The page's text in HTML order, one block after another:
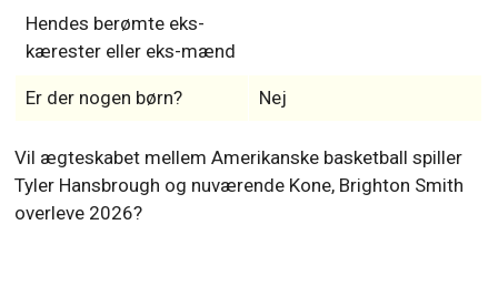
Hendes berømte eks-
kærester eller eks-mænd
Er der nogen børn? Nej
Vil ægteskabet mellem Amerikanske basketball spiller
Tyler Hansbrough og nuværende Kone, Brighton Smith
overleve 2026?